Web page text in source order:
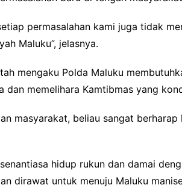
permasalahan kami juga tidak
Maluku”, jelasnya.
mengaku Polda Maluku
dan memelihara Kamtibmas yang
masyarakat, beliau sangat
hidup rukun dan damai
dirawat untuk menuju Maluku